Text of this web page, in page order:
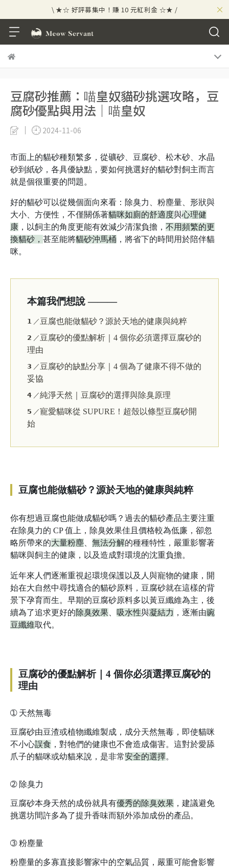
×
\ ★☆ 好評募集中！賺 10 元紅利金 ☆★ /
⟡⣠𝘄𝗲𝗹𝗰𝗼𝗺𝗲 ⁘ 新會員贈 50 元紅利金
\ ★☆ 好評募集中！賺 10 元紅利金 ☆★ /
豆腐砂推薦：喵皇奴貓砂挑選攻略，豆
腐砂優點與用法｜喵皇奴
2024-11-06
市面上的貓砂種類繁多，從礦砂、豆腐砂、松木砂、水晶
砂到紙砂，各具優缺點，要如何挑選好的貓砂對飼主而言
就是個很重要的問題。
好的貓砂可以從幾個面向來看：除臭力、粉塵量、形狀與
大小、方便性，不僅關係著貓咪如廁的舒適度與心理健
康 ，以飼主的角度更能有效減少清潔負擔， 不用頻繁的更
換貓砂， 甚至能將貓砂沖馬桶 ，將省下的時間用於陪伴貓
咪。
本篇我們想說 ———
𝟭 ／ 豆腐也能做貓砂？源於天地的健康與純粹
𝟮 ／ 豆腐砂的優點解析｜4 個你必須選擇豆腐砂的
理由
𝟯 ／ 豆腐砂的缺點分享｜4 個為了健康不得不做的
妥協
𝟰 ／純淨天然｜豆腐砂的選擇與除臭原理
𝟱 ／寵愛貓咪從 SUPURE！超殼以條型豆腐砂開
始
豆腐也能做貓砂？源於天地的健康與純粹
你有想過豆腐也能做成貓砂嗎？過去的貓砂產品主要注重
在除臭力的 CP 值上，除臭效果佳且價格較為低廉，卻忽
略所帶來的大量粉塵 無法分解的種種特性，嚴重影響著
貓咪與飼主的健康，以及造成對環境的沈重負擔。
近年來人們逐漸重視起環境保護以及人與寵物的健康，開
始在大自然中尋找適合的貓砂原料，豆腐砂就在這樣的背
景下孕育而生。早期的豆腐砂原料多以黃豆纖維為主，後
續為了追求更好的除臭效果 吸水性與凝結力 ，逐漸由豌
豆纖維取代。
豆腐砂的優點解析｜4 個你必須選擇豆腐砂的
理由
➀ 天然無毒
豆腐砂由豆渣或植物纖維製成，成分天然無毒，即使貓咪
不小心誤食 ，對牠們的健康也不會造成傷害。這對於愛舔
爪子的貓咪或幼貓來說，是非常安全的選擇。
➁ 除臭力
豆腐砂本身天然的成份就具有優秀的除臭效果 ，建議避免
挑選坊間許多為了提升香味而額外添加成份的產品。
➂粉塵量
粉塵量的多寡直接影響家中的空氣品質，嚴重可能會影響